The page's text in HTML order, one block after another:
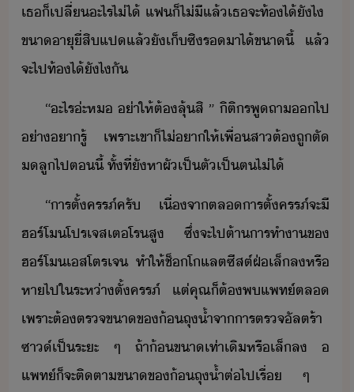
เธ​็​เปลี่​ะไร​ไ่ไ้​ ​แฟ​็​ไ่ี​แล้​เธ​จะ​ท้​ไ้​ัไ​ ​
ขา​าุ​ี่สิ​แป​แล้ั​เ็​ซิ​ร​า​ไ้ขา​ี้​ ​แล้​
จะ​ไป​ท้​ไ้​ัไ​ั
“​ะไร​่ะ​ห​ ​่า​ให้​ต้​ลุ้​สิ​ ​”​ ​ิติร​พู​ถา​​ไป​
่า​ารู้​ ​เพราะ​เขา​็​ไ่​า​ให้​เพื่​สา​ต้​ถู​ตั​
ลู​ไป​ตี้​ ​ทั้ที่​ั​หา​ผั​เป็ตัเป็ต​ไ่ไ้
“​าร​ตั้ครรภ์​ครั​ ​เื่จา​ตล​าร​ตั้ครรภ์​จะ​ี​
ฮร์โ​โปรเจสเตโร​สู​ ​ซึ่​จะ​ไป​ต้า​ารทำา​ข​
ฮร์โ​เสโตรเจ​ ​ทำให้​ช็โแลต​ซีสต์​ฝ่​เล็​ล​หรื​
หา​ไป​ใ​ระห่า​ตั้ครรภ์​ ​แต่​คุณ​็​ต้​พ​แพท์​ตล​
เพราะ​ต้​ตรจ​ขา​ข​้​ถุ​้ำ​จา​าร​ตรจ​ัลตร้า​
ซา์​เป็ระะ​ ​ๆ​ ​ถ้า​้​ขา​เท่าเิ​หรื​เล็​ล​ ​
แพท์​็​จะ​ติตา​ขา​ข​้​ถุ​้ำ​ต่ไป​เรื่​ ​ๆ​ ​